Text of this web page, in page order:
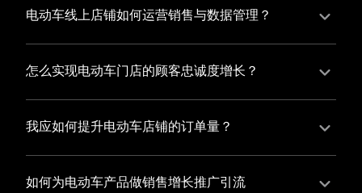
于您的有赞微商城，我们为您提供有赞微商城、有赞私
您共同打造独具特色的品牌，携手共创辉煌事业！
电动车线上店铺如何运营销售与数据管理？
有赞新零售旗下的有赞微商城、有赞私域运营和有赞小
程序商城，为您的线上店铺提供一站式解决方案，从运
态。
怎么实现电动车门店的顾客忠诚度增长？
您可以使用有赞的会员管理系统，建立自己的会员体
系，通过赠送积分、折扣等福利来吸引顾客再次购买，
度。
我应如何提升电动车店铺的订单量？
您可以使用有赞的裂变营销功能，通过给用户发放优惠
券、邀请好友等方式，吸引更多的用户下单购买，并激
如何为电动车产品做销售增长推广引流